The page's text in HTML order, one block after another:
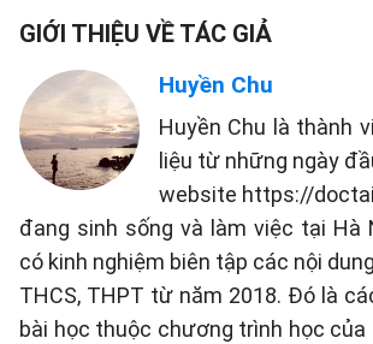
GIỚI THIỆU VỀ TÁC GIẢ
Huyền Chu
Huyền Chu là thành
liệu từ những ngày
website https://
đang sinh sống và làm việc tại Hà
có kinh nghiệm biên tập các nội
THCS, THPT từ năm 2018. Đó là
bài học thuộc chương trình học của